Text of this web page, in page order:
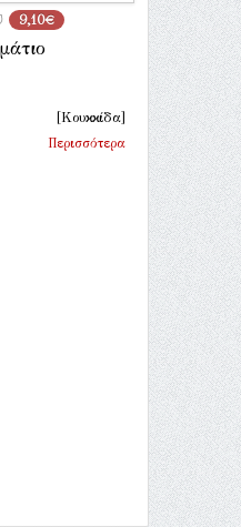
9,10€
[Κουκκίδα]
Περισσότερα